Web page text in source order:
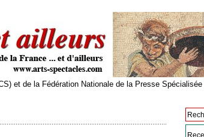
et de la Fédération Nationale de la Presse